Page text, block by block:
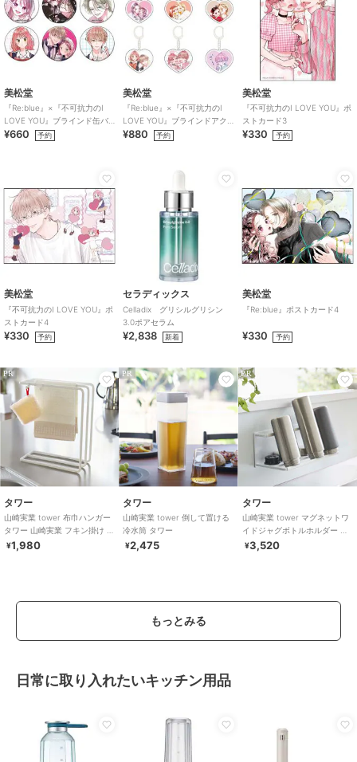
美松堂
『Re:blue』×『不可抗力のI
LOVE YOU』ブラインド缶バ
ッジ（全6種）
¥660 予約
美松堂
『Re:blue』×『不可抗力のI
LOVE YOU』ブラインドアク
リルキーホルダー（全6種）
¥880 予約
美松堂
『不可抗力のI LOVE YOU』ポ
ストカード3
¥330 予約
美松堂
『不可抗力のI LOVE YOU』ポ
ストカード4
¥330 予約
セラディックス
Celladix グリシルグリシン
3.0ポアセラム
¥2,838 新着
美松堂
『Re:blue』ポストカード4
¥330 予約
PR
タワー
山崎実業 tower 布巾ハンガー
タワー 山崎実業 フキン掛け 布
¥1,980
PR
タワー
山崎実業 tower 倒して置ける
冷水筒 タワー
¥2,475
PR
タワー
山崎実業 tower マグネットワ
イドジャグボトルホルダー タ
ワー L
¥3,520
もっとみる
日常に取り入れたいキッチン用品